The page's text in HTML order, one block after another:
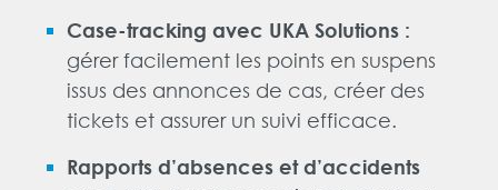
Case-tracking avec UKA Solutions :
gérer facilement les points en suspens
issus des annonces de cas, créer des
tickets et assurer un suivi efficace.
Rapports d’absences et d’accidents